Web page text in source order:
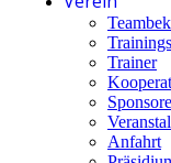
Trainer
Anfahrt